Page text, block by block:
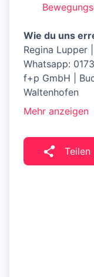
Wie du uns
Regina Lupper |
Whatsapp:
f+p GmbH |
Waltenhofen
Mehr anzeigen
Teilen